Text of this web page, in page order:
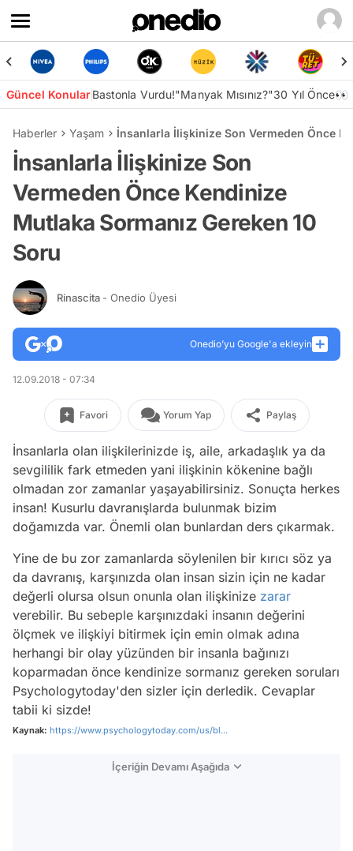
Güncel KonularBastonla Vurdu!"Manyak Mısınız?"30 Yıl Önce👀
Haberler Yaşam İnsanlarla İlişkinize Son Vermeden Önce
İnsanlarla İlişkinize Son
Vermeden Önce Kendinize
Mutlaka Sormanız Gereken 10
Soru
Rinascita - Onedio Üyesi
Onedio’yu Google'a ekleyin
12.09.2018 - 07:34
Favori Yorum Yap Paylaş
İnsanlarla olan ilişkilerinizde iş, aile, arkadaşlık ya da
sevgililik fark etmeden yani ilişkinin kökenine bağlı
olmadan zor zamanlar yaşayabilirsiniz. Sonuçta herkes
insan! Kusurlu davranışlarda bulunmak bizim
doğamızda var. Önemli olan bunlardan ders çıkarmak.
Yine de bu zor zamanlarda söylenilen bir kırıcı söz ya
da davranış, karşınızda olan insan sizin için ne kadar
değerli olursa olsun onunla olan ilişkinize zarar
verebilir. Bu sebeple karşınızdaki insanın değerini
ölçmek ve ilişkiyi bitirmek için emin olmak adına
herhangi bir olay yüzünden bir insanla bağınızı
koparmadan önce kendinize sormanız gereken soruları
Psychologytoday'den sizler için derledik. Cevaplar
tabii ki sizde!
Kaynak: https://www.psychologytoday.com/us/bl...
İçeriğin Devamı Aşağıda